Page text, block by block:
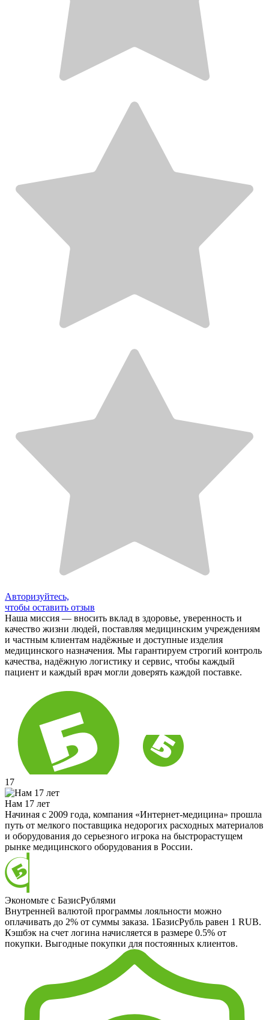
Авторизуйтесь,
чтобы оставить отзыв
Наша миссия — вносить вклад в здоровье, уверенность и
качество жизни людей, поставляя медицинским учреждениям
и частным клиентам надёжные и доступные изделия
медицинского назначения. Мы гарантируем строгий контроль
качества, надёжную логистику и сервис, чтобы каждый
пациент и каждый врач могли доверять каждой поставке.
17
Нам 17 лет
Начиная с 2009 года, компания «Интернет-медицина» прошла
путь от мелкого поставщика недорогих расходных материалов
и оборудования до серьезного игрока на быстрорастущем
рынке медицинского оборудования в России.
Экономьте с БазисРублями
Внутренней валютой программы лояльности можно
оплачивать до 2% от суммы заказа. 1БазисРубль равен 1 RUB.
Кэшбэк на счет логина начисляется в размере 0.5% от
покупки. Выгодные покупки для постоянных клиентов.